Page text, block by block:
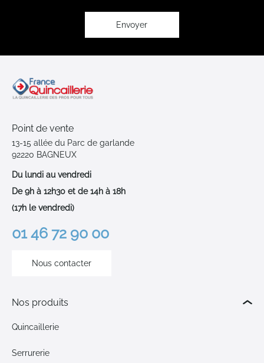
Envoyer
Point de vente
13-15 allée du Parc de garlande
92220 BAGNEUX
Du lundi au vendredi
De 9h à 12h30 et de 14h à 18h
(17h le vendredi)
01 46 72 90 00
Nous contacter
Nos produits
Quincaillerie
Serrurerie